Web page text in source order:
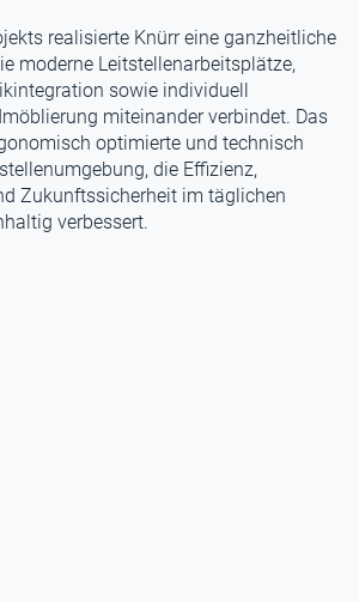
realisierte Knürr eine ganzheitliche
moderne Leitstellenarbeitsplätze,
sowie individuell
miteinander verbindet. Das
optimierte und technisch
die Effizienz,
Zukunftssicherheit im täglichen
verbessert.